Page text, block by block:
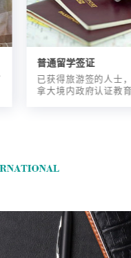
普通留学签证
已获得旅游签的人士
拿大境内政府认证教